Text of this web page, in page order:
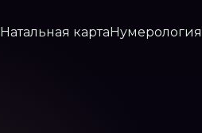
Натальная картаНумерология